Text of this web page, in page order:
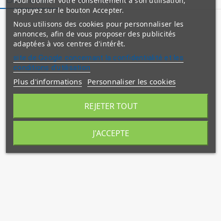
Collection : La spiritualité enseignée par le prophète
Livre La Confiance absolue en Allah (AT-TAWAKKUL)
- Al Bayyinah
appuyez sur le bouton Accepter.
Nous utilisons des cookies pour personnaliser les
annonces, afin de vous proposer des publicités
adaptées à vos centres d'intérêt.
site de Google concernant la confidentialité et les
conditions d'utilisation
Plus d'informations Personnaliser les cookies
REJETER TOUT
J'ACCEPTE